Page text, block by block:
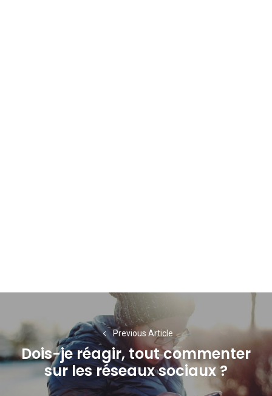
l’article
Previous Article
Previous
post:
Dois-je réagir, tout commenter
sur les réseaux sociaux ?